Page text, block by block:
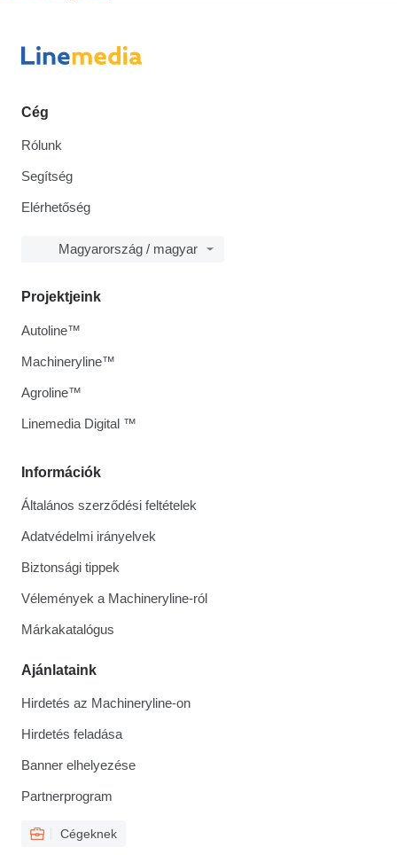
Cég
Rólunk
Segítség
Elérhetőség
Magyarország / magyar
Információk
Általános szerződési feltételek
Adatvédelmi irányelvek
Biztonsági tippek
Vélemények a Machineryline-ról
Márkakatalógus
Ajánlataink
Hirdetés az Machineryline-on
Hirdetés feladása
Banner elhelyezése
Partnerprogram
Cégeknek
Projektjeink
Autoline™
Machineryline™
Agroline™
Linemedia Digital ™